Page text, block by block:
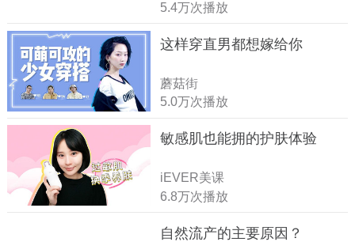
5.4万次播放
这样穿直男都想嫁给你
蘑菇街
5.0万次播放
敏感肌也能拥的护肤体验
iEVER美课
6.8万次播放
自然流产的主要原因？